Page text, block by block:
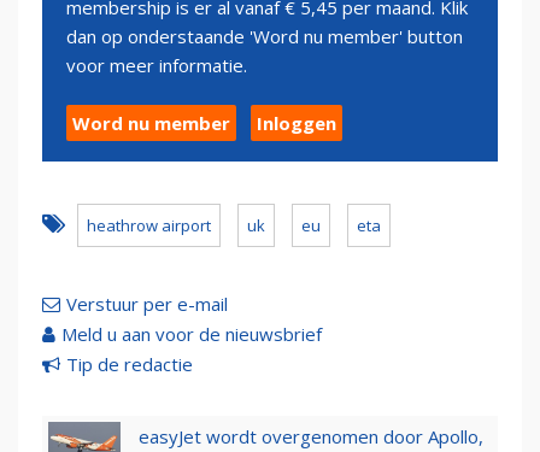
membership is er al vanaf € 5,45 per maand. Klik
dan op onderstaande 'Word nu member' button
voor meer informatie.
Word nu member Inloggen
heathrow airport uk eu eta
Verstuur per e-mail
Meld u aan voor de nieuwsbrief
Tip de redactie
easyJet wordt overgenomen door Apollo,